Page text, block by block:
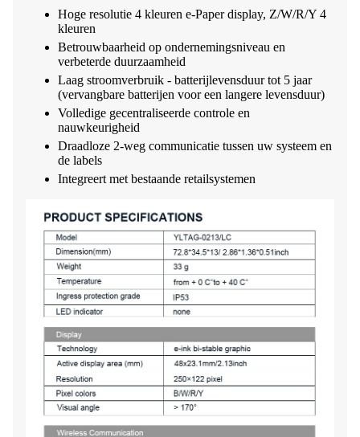
Hoge resolutie 4 kleuren e-Paper display, Z/W/R/Y 4
kleuren
Betrouwbaarheid op ondernemingsniveau en
verbeterde duurzaamheid
Laag stroomverbruik - batterijlevensduur tot 5 jaar
(vervangbare batterijen voor een langere levensduur)
Volledige gecentraliseerde controle en
nauwkeurigheid
Draadloze 2-weg communicatie tussen uw systeem en
de labels
Integreert met bestaande retailsystemen